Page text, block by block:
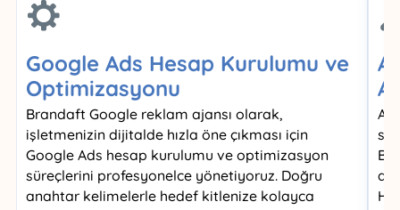
Google Ads Hesap Kurulumu ve
Optimizasyonu
Brandaft Google reklam ajansı olarak,
işletmenizin dijitalde hızla öne çıkması için
Google Ads hesap kurulumu ve optimizasyon
süreçlerini profesyonelce yönetiyoruz. Doğru
anahtar kelimelerle hedef kitlenize kolayca